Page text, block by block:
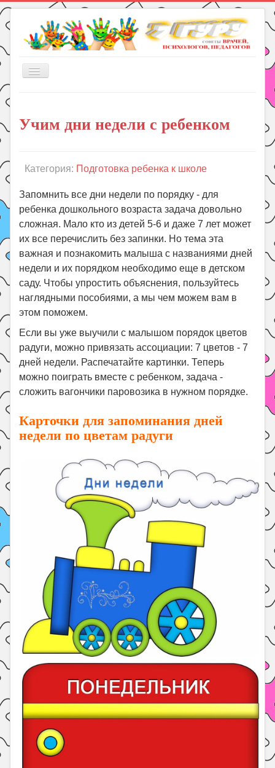
Включить/
Книги
Подготовка к школе
ГДЗ
Праздники
Психология
Летом!
Поиск
Учим дни недели с ребенком
Категория: Подготовка ребенка к школе
Запомнить все дни недели по порядку - для
ребенка дошкольного возраста задача довольно
сложная. Мало кто из детей 5-6 и даже 7 лет может
их все перечислить без запинки. Но тема эта
важная и познакомить малыша с названиями дней
недели и их порядком необходимо еще в детском
саду. Чтобы упростить объяснения, пользуйтесь
наглядными пособиями, а мы чем можем вам в
этом поможем.
Если вы уже выучили с малышом порядок цветов
радуги, можно привязать ассоциации: 7 цветов - 7
дней недели. Распечатайте картинки. Теперь
можно поиграть вместе с ребенком, задача -
сложить вагончики паровозика в нужном порядке.
Карточки для запоминания дней
недели по цветам радуги